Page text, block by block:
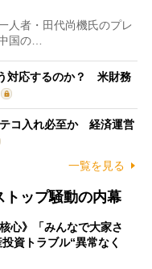
人者・田代尚機氏のプレ
国の…
対応するのか？ 米財務
コ入れ必至か 経済運営
一覧を見る
トップ騒動の内幕
心》「みんなで大家さ
資トラブル“異常なく